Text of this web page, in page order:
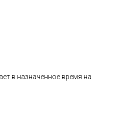
в назначенное время на